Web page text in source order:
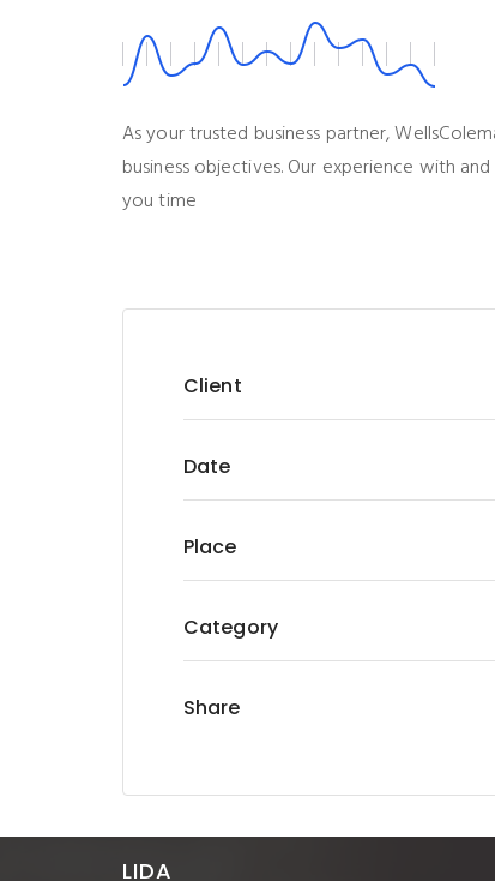
As your trusted business partner,
business objectives. Our experience with
you time
Client
Date
Place
Category
Share
LIDA